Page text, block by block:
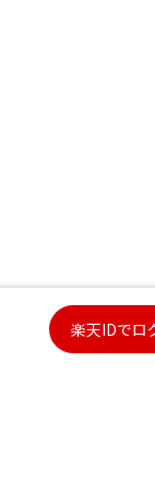
楽天IDでロ